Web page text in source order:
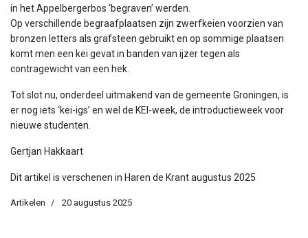
in het Appelbergerbos ‘begraven’ werden.
Op verschillende begraafplaatsen zijn zwerfkeien voorzien van
bronzen letters als grafsteen gebruikt en op sommige plaatsen
komt men een kei gevat in banden van ijzer tegen als
contragewicht van een hek.
Tot slot nu, onderdeel uitmakend van de gemeente Groningen, is
er nog iets ‘kei-igs’ en wel de KEI-week, de introductieweek voor
nieuwe studenten.
Gertjan Hakkaart
Dit artikel is verschenen in Haren de Krant augustus 2025
Artikelen 20 augustus 2025